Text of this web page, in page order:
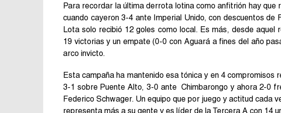
Para recordar la última derrota lotina como anfitrión hay
cuando cayeron 3-4 ante Imperial Unido, con descuentos
Lota solo recibió 12 goles como local. Es más, desde
19 victorias y un empate (0-0 con Aguará a fines del año
arco invicto.
Esta campaña ha mantenido esa tónica y en 4 compromisos
3-1 sobre Puente Alto, 3-0 ante Chimbarongo y ahora 2-0
Federico Schwager. Un equipo que por juego y actitud cada
representa más a su gente y es líder de la Tercera A con 14